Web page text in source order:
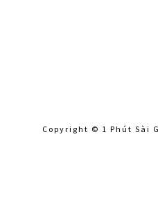
Copyright © 1 Phút Sài